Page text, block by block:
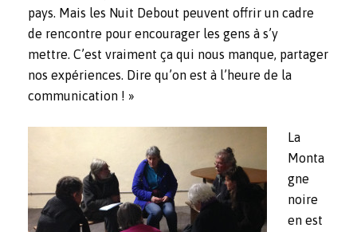
pays. Mais les Nuit Debout peuvent offrir un cadre
de rencontre pour encourager les gens à s’y
mettre. C’est vraiment ça qui nous manque, partager
nos expériences. Dire qu’on est à l’heure de la
communication ! »
La
Monta
gne
noire
en est